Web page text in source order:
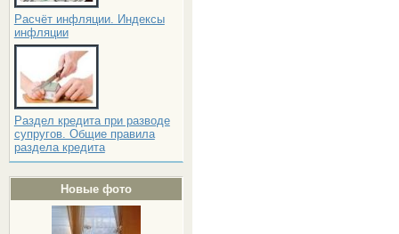
Расчёт инфляции. Индексы
инфляции
Раздел кредита при разводе
супругов. Общие правила
раздела кредита
Новые фото